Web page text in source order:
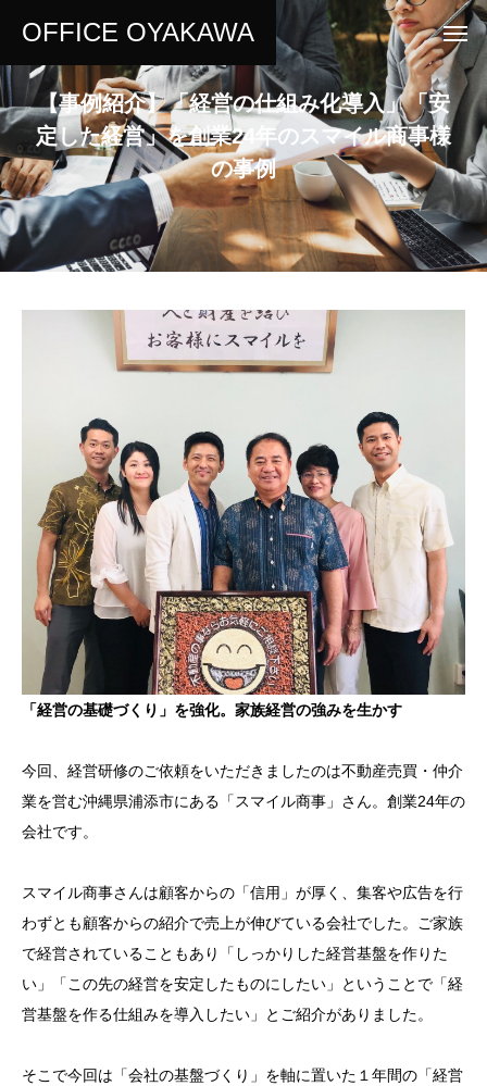
OFFICE OYAKAWA
【事例紹介】「経営の仕組み化導入」「安
定した経営」を創業24年のスマイル商事様
の事例
「経営の基礎づくり」を強化。家族経営の強みを生かす
今回、経営研修のご依頼をいただきましたのは不動産売買・仲介
業を営む沖縄県浦添市にある「スマイル商事」さん。創業24年の
会社です。
スマイル商事さんは顧客からの「信用」が厚く、集客や広告を行
わずとも顧客からの紹介で売上が伸びている会社でした。ご家族
で経営されていることもあり「しっかりした経営基盤を作りた
い」「この先の経営を安定したものにしたい」ということで「経
営基盤を作る仕組みを導入したい」とご紹介がありました。
そこで今回は「会社の基盤づくり」を軸に置いた１年間の「経営